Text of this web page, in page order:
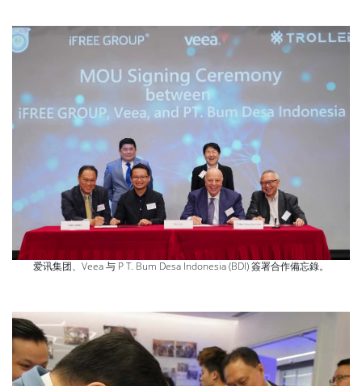
爱讯集团、Veea 与 P T. Bum Desa Indonesia (BDI) 簽署合作備忘錄。